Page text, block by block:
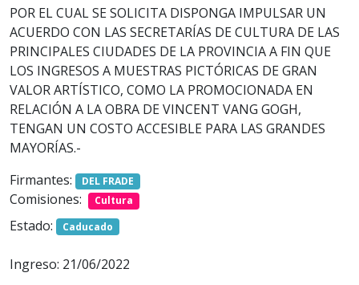
POR EL CUAL SE SOLICITA DISPONGA IMPULSAR UN
ACUERDO CON LAS SECRETARÍAS DE CULTURA DE LAS
PRINCIPALES CIUDADES DE LA PROVINCIA A FIN QUE
LOS INGRESOS A MUESTRAS PICTÓRICAS DE GRAN
VALOR ARTÍSTICO, COMO LA PROMOCIONADA EN
RELACIÓN A LA OBRA DE VINCENT VANG GOGH,
TENGAN UN COSTO ACCESIBLE PARA LAS GRANDES
MAYORÍAS.-
Firmantes:
DEL FRADE
Comisiones: Cultura
Estado: Caducado
Ingreso: 21/06/2022